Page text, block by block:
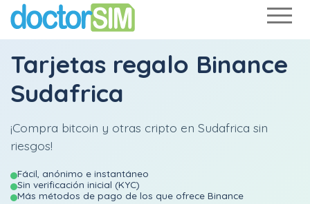
Tarjetas regalo Binance
Sudafrica
¡Compra bitcoin y otras cripto en Sudafrica sin
riesgos!
Fácil, anónimo e instantáneo
Sin verificación inicial (KYC)
Más métodos de pago de los que ofrece Binance